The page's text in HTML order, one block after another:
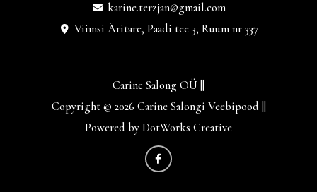
karine.terzjan@gmail.com
Viimsi Äritare, Paadi tee 3, Ruum nr 337
Carine Salong OÜ ||
Copyright © 2026 Carine Salongi Veebipood ||
Powered by DotWorks Creative
F
a
c